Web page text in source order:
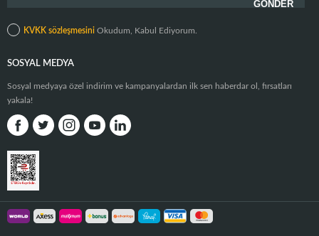
KVKK sözleşmesini Okudum, Kabul Ediyorum.
SOSYAL MEDYA
Sosyal medyaya özel indirim ve kampanyalardan ilk sen haberdar ol, fırsatları
yakala!